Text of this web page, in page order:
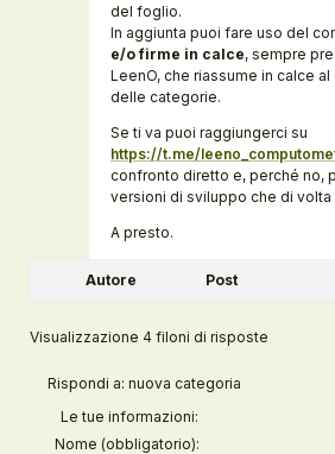
del foglio.
In aggiunta puoi fare uso del
e/o firme in calce, sempre
LeenO, che riassume in calce
delle categorie.
Se ti va puoi raggiungerci su
https://t.me/
confronto diretto e, perché no,
versioni di sviluppo che di volta
A presto.
Autore Post
Visualizzazione 4 filoni di risposte
Rispondi a: nuova categoria
Le tue informazioni:
Nome (obbligatorio):